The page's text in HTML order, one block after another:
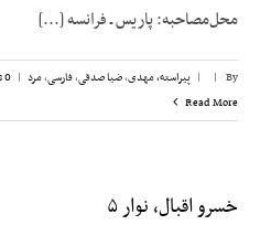
محل‌مصاحبه: پاریس ـ فرانسه [...]
By
|
| پیراسته، مهدی,ضیا صدقی,فارسی,مرد |
0 Comments
Read More
خسرو اقبال، نوار ۵